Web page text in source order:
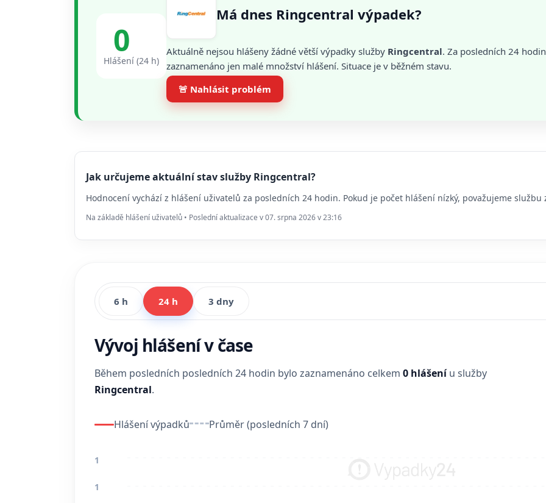
0
Hlášení (24 h)
Má dnes Ringcentral výpadek?
Aktuálně nejsou hlášeny žádné větší výpadky služby Ringcentral. Za posledních 24
zaznamenáno jen malé množství hlášení. Situace je v běžném stavu.
🚨 Nahlásit problém
Jak určujeme aktuální stav služby Ringcentral?
Hodnocení vychází z hlášení uživatelů za posledních 24 hodin. Pokud je počet hlášení nízký, považujeme službu
Na základě hlášení uživatelů • Poslední aktualizace v 07. srpna 2026 v 23:16
6 h 24 h 3 dny
Vývoj hlášení v čase
Během posledních posledních 24 hodin bylo zaznamenáno celkem 0 hlášeníu služby
Ringcentral.
Hlášení výpadků Průměr (posledních 7 dní)
1
1